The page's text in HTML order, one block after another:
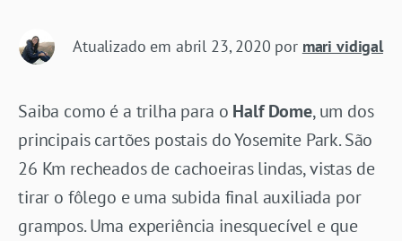
Atualizado em abril 23, 2020 por mari vidigal
Saiba como é a trilha para o Half Dome, um dos
principais cartões postais do Yosemite Park. São
26 Km recheados de cachoeiras lindas, vistas de
tirar o fôlego e uma subida final auxiliada por
grampos. Uma experiência inesquecível e que